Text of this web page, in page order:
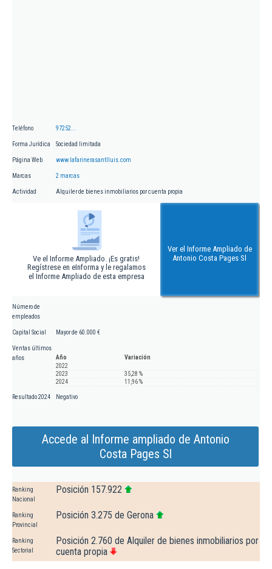
Teléfono 97252...
Forma Jurídica Sociedad limitada
Página Web www.lafarinerasantlluis.com
Marcas 2 marcas
Actividad Alquiler de bienes inmobiliarios por cuenta propia
Ve el Informe Ampliado. ¡Es gratis!
Regístrese en eInforma y le regalamos
el Informe Ampliado de esta empresa
Ver el Informe Ampliado de
Antonio Costa Pages Sl
Número de
empleados
Capital Social Mayor de 60.000 €
Ventas últimos
años
Año
Variación
2022
2023
35,28 %
2024
11,96 %
Resultado 2024 Negativo
Accede al Informe ampliado de Antonio
Costa Pages Sl
Ranking
Nacional
Posición 157.922
Ranking
Provincial
Posición 3.275 de Gerona
Ranking
Sectorial
Posición 2.760 de Alquiler de bienes inmobiliarios por
cuenta propia